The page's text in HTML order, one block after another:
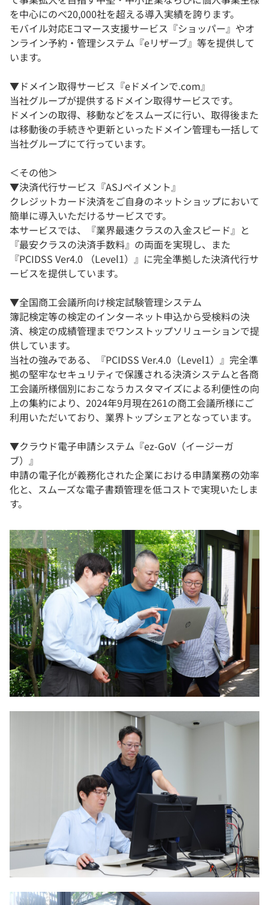
を中心にのべ20,000社を超える導入実績を誇ります。
モバイル対応Eコマース支援サービス『ショッパー』やオ
ンライン予約・管理システム『eリザーブ』等を提供して
います。
▼ドメイン取得サービス『eドメインで.com』
当社グループが提供するドメイン取得サービスです。
ドメインの取得、移動などをスムーズに行い、取得後また
は移動後の手続きや更新といったドメイン管理も一括して
当社グループにて行っています。
＜その他＞
▼決済代行サービス『ASJペイメント』
クレジットカード決済をご自身のネットショップにおいて
簡単に導入いただけるサービスです。
本サービスでは、『業界最速クラスの入金スピード』と
『最安クラスの決済手数料』の両面を実現し、また
『PCIDSS Ver4.0 （Level1）』に完全準拠した決済代行サ
ービスを提供しています。
▼全国商工会議所向け検定試験管理システム
簿記検定等の検定のインターネット申込から受検料の決
済、検定の成績管理までワンストップソリューションで提
供しています。
当社の強みである、『PCIDSS Ver.4.0（Level1）』完全準
拠の堅牢なセキュリティで保護される決済システムと各商
工会議所様個別におこなうカスタマイズによる利便性の向
上の集約により、2024年9月現在261の商工会議所様にご
利用いただいており、業界トップシェアとなっています。
▼クラウド電子申請システム『ez-GoV（イージーガ
ブ）』
申請の電子化が義務化された企業における申請業務の効率
化と、スムーズな電子書類管理を低コストで実現いたしま
す。